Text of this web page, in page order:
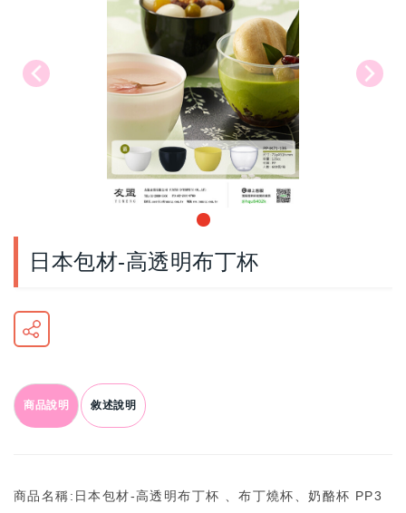
日本包材-高透明布丁杯
商品說明 敘述說明
商品名稱:日本包材-高透明布丁杯 、布丁燒杯、奶酪杯 PP3